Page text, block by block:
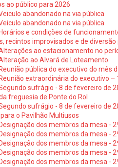
ao público para 2026
abandonado na via pública
abandonado na via pública
e condições de
recintos improvisados e de diversão
ao estacionamento no
ao Alvará de Loteamento
pública do executivo do mês
extraordinária do executivo
sufrágio - 8 de fevereiro de
freguesia de Ponte do Rol
sufrágio - 8 de fevereiro de
o Pavilhão Multiusos
dos membros da mesa -
dos membros da mesa -
dos membros da mesa -
dos membros da mesa -
dos membros da mesa -